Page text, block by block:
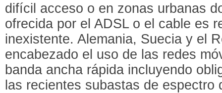
difícil acceso o en zonas urbanas
ofrecida por el ADSL o el cable es
inexistente. Alemania, Suecia y el
encabezado el uso de las redes
banda ancha rápida incluyendo
las recientes subastas de espectro